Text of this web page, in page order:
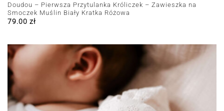
Doudou – Pierwsza Przytulanka Króliczek – Zawieszka na
Smoczek Muślin Biały Kratka Różowa
79.00 zł